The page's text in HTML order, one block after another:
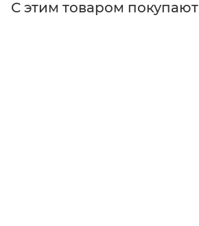
С этим товаром покупают